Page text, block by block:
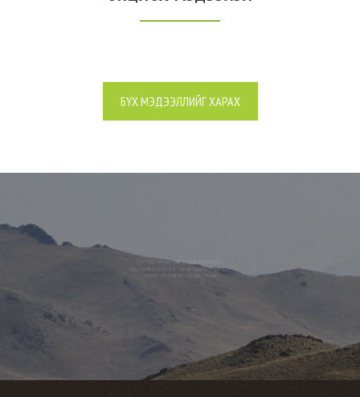
БҮХ МЭДЭЭЛЛИЙГ ХАРАХ
Тогтвортой хөгжлийн үзэл баримтлал,
үндэсний болон олон улсын жишигт нийцсэн
зөвлөх үйлчилгээг үзүүлж байна.